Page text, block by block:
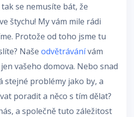
se nemusíte bát, že
štychu! My vám mile rádi
Protože od toho jsme tu
Naše odvětrávánívám
vašeho domova. Nebo snad
stejné problémy jako by, a
poradit a něco s tím dělat?
a společně tuto záležitost